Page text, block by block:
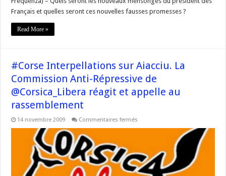
Français et quelles seront ces nouvelles fausses promesses ?
Read More »
#Corse Interpellations sur Aiacciu. La
Commission Anti-Répressive de
@Corsica_Libera réagit et appelle au
rassemblement
14 novembre 2009 Commentaires fermés
La
Commission
Anti-
Répressive